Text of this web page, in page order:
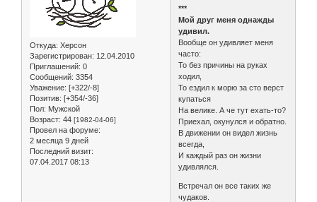
Откуда: Херсон
Зарегистрирован: 12.04.2010
Приглашений: 0
Сообщений: 3354
Уважение: [+322/-8]
Позитив: [+354/-36]
Пол: Мужской
Возраст: 44 [1982-04-06]
Провел на форуме:
2 месяца 9 дней
Последний визит:
07.04.2017 08:13
***
Мой друг меня однажды
удивил.
Вообще он удивляет меня
часто:
То без причины на руках
ходил,
То ездил к морю за сто верст
купаться
На велике. А че тут ехать-то?
Приехал, окунулся и обратно.
В движении он видел жизнь
всегда,
И каждый раз он жизни
удивлялся.
Встречал он все таких же
чудаков.